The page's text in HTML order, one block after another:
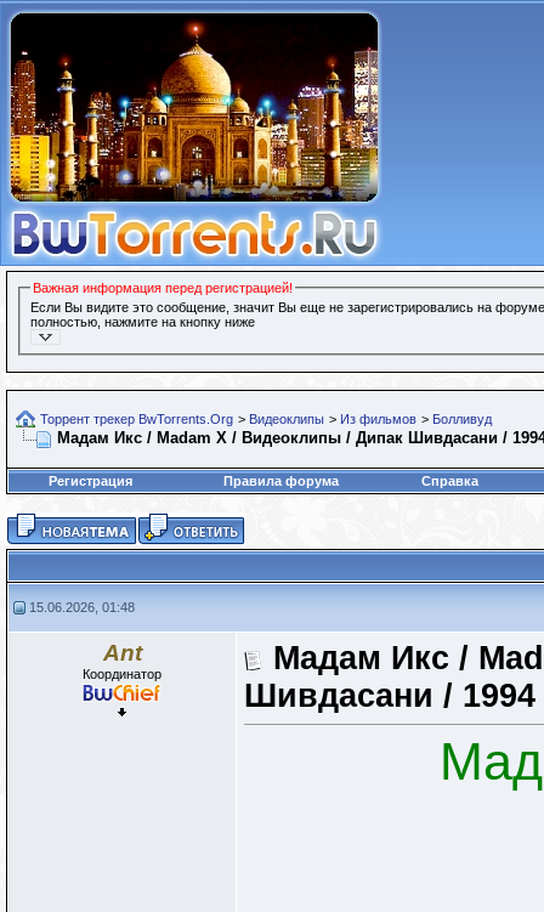
Важная информация перед регистрацией!
Если Вы видите это сообщение, значит Вы еще не зарегистрировались на
полностью, нажмите на кнопку ниже
Торрент трекер BwTorrents.Org > Видеоклипы > Из фильмов > Болливуд
Мадам Икс / Madam X / Видеоклипы / Дипак Шивдасани /
Регистрация Правила форума Справка
15.06.2026, 01:48
Ant
Координатор
Мадам Икс /
Шивдасани / 1994